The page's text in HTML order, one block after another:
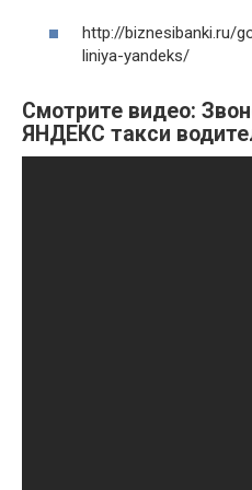
http://biznesibanki.ru/
liniya-yandeks/
Смотрите видео:
ЯНДЕКС такси